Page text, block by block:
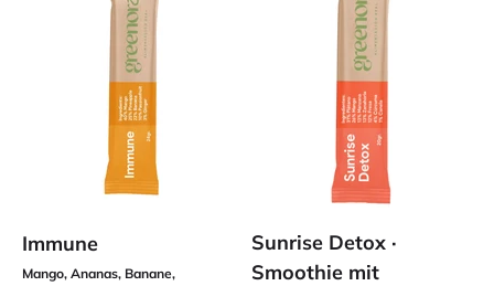
Immune
Mango, Ananas, Banane,
Sunrise Detox ·
Smoothie mit